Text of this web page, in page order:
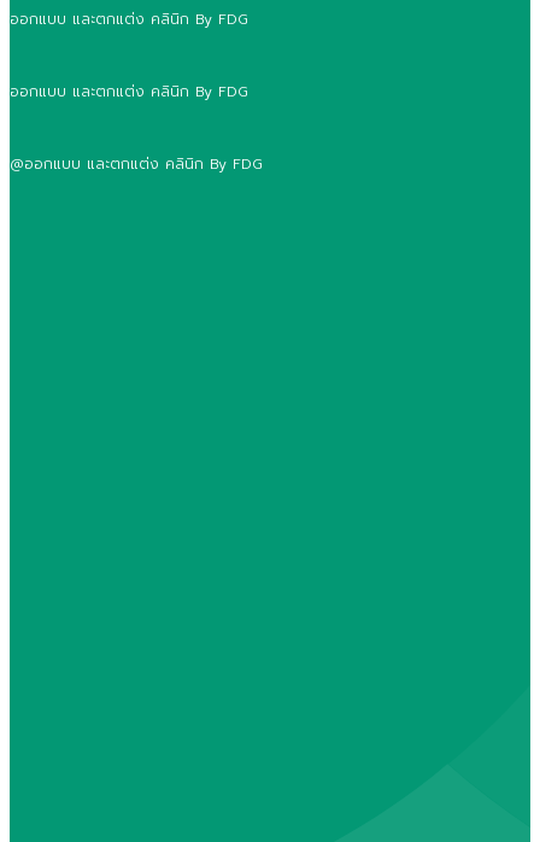
ออกแบบ และตกแต่ง คลินิก By FDG
ออกแบบ และตกแต่ง คลินิก By FDG
@ออกแบบ และตกแต่ง คลินิก By FDG